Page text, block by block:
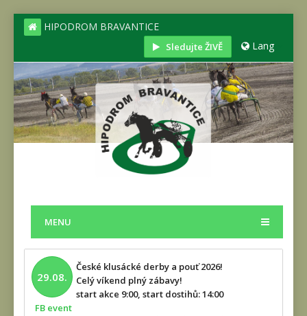
HIPODROM BRAVANTICE
Sledujte ŽIVĚ Lang
MENU
29.08.
České klusácké derby a pouť 2026!
Celý víkend plný zábavy!
start akce 9:00, start dostihů: 14:00
FB event